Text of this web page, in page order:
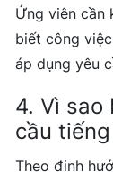
Ứng viên cần
biết công
áp dụng yêu
4. Vì sao
cầu
Theo định